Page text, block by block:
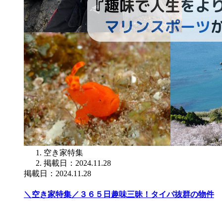
空き家特集
掲載日：2024.11.28
掲載日：2024.11.28
＼空き家特集／３６５日趣味三昧！タイパ抜群の物件